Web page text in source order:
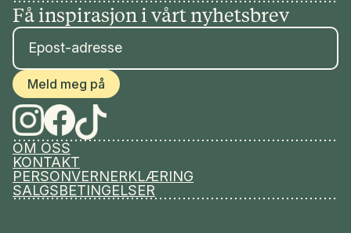
Få inspirasjon i vårt nyhetsbrev
Meld meg på
OM OSS
KONTAKT
PERSONVERNERKLÆRING
SALGSBETINGELSER